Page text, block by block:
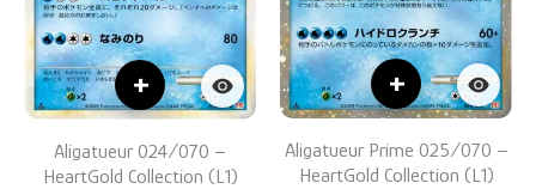
+
Aligatueur 024/070 –
HeartGold Collection (L1)
+
Aligatueur Prime 025/070 –
HeartGold Collection (L1)